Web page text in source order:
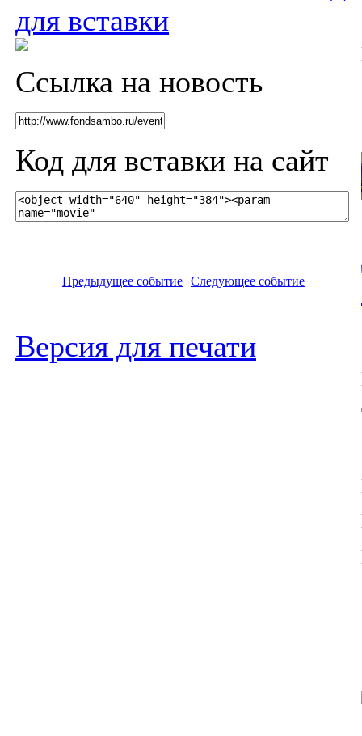
для вставки
Ссылка на новость
Код для вставки на сайт
Предыдущее событие Следующее событие
Версия для печати